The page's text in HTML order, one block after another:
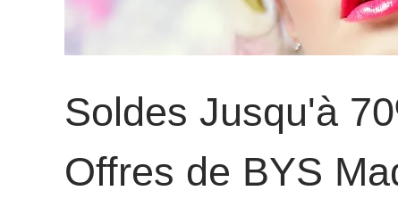
Soldes Jusqu'à
Offres de BYS